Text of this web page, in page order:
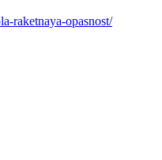
raketnaya-opasnost/